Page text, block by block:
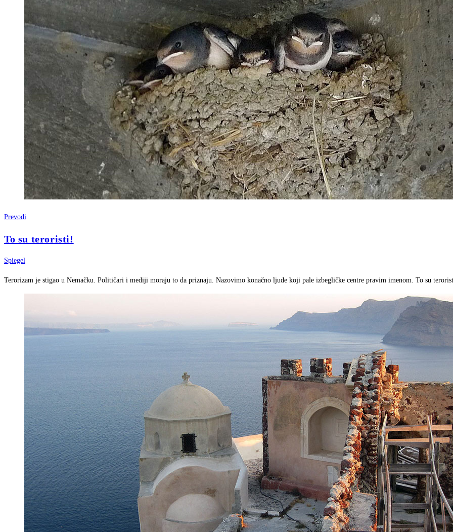
Prevodi
To su teroristi!
Spiegel
Terorizam je stigao u Nemačku. Političari i mediji moraju to da priznaju. Nazovimo konačno ljude koji pale izbegličke centre pravim imenom. To su